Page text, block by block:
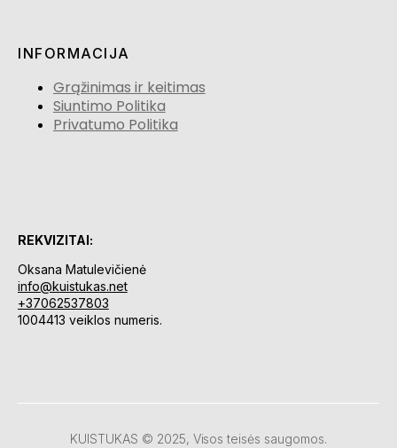
INFORMACIJA
Grąžinimas ir keitimas
Siuntimo Politika
Privatumo Politika
REKVIZITAI:
Oksana Matulevičienė
info@kuistukas.net
+37062537803
1004413 veiklos numeris.
KUISTUKAS © 2025, Visos teisės saugomos.